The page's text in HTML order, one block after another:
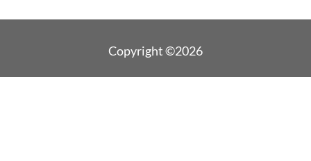
Copyright ©2026